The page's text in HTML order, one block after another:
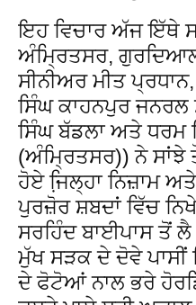
ਇਹ ਵਿਚਾਰ ਅੱਜ ਇੱਥੇ
ਅੰਮ੍ਰਿਤਸਰ, ਗੁਰਦਿਆਲ
ਸੀਨੀਅਰ ਮੀਤ
ਸਿੰਘ ਕਾਹਨਪੁਰ ਜਨਰਲ
ਸਿੰਘ ਬੱਡਲਾ ਅਤੇ ਧਰਮ
(ਅੰਮ੍ਰਿਤਸਰ)) ਨੇ
ਹੋਏ ਜਿ਼ਲ੍ਹਾ ਨਿਜ਼ਾਮ
ਪੁਰਜ਼ੋਰ ਸ਼ਬਦਾਂ ਵਿੱਚ
ਸਰਹਿੰਦ ਬਾਈਪਾਸ ਤੋਂ
ਮੁੱਖ ਸੜਕ ਦੇ ਦੋਵੇ
ਦੇ ਫੋਟੋਆਂ ਨਾਲ ਭਰੇ